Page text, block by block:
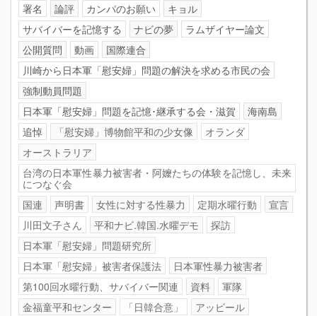
署名
論評 カンパのお願い
キョル
サバイバーを記憶する
ナビの夢
ラムザイヤー論文
公開質問
動画
国際連合
川崎から日本軍「慰安婦」問題の解決を求める市民の会
強制動員問題
日本軍「慰安婦」問題を記憶･継承する会・滋賀
海南島
追悼
「慰安婦」博物館平和の少女像
オランダ
オーストラリア
台湾の日本軍性暴力被害者・阿嬤たちの体験を記憶し、未来
につなぐ会
国連
声明書 女性に対する性暴力 定期水曜行動
宣言
川田文子さん
平和ナビ.韓国.水曜デモ
探訪
日本軍「慰安婦」問題研究所
日本軍「慰安婦」被害者保護法
日本軍性暴力被害者
第100回水曜行動、サバイバー関連
資料
軍隊
金福童平和センター
「日韓合意」
アッピール